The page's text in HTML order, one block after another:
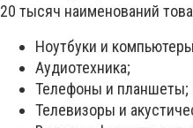
20 тысяч наименований
Ноутбуки и
Аудиотехника;
Телефоны и планшеты;
Телевизоры и